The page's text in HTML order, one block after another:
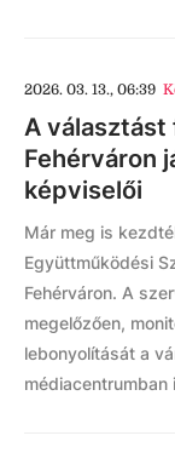
2026. 03. 13., 06:39
A választást
Fehérváron
képviselői
Már meg is
Együttműködési
Fehérváron. A
megelőzően,
lebonyolítását a
médiacentrumban